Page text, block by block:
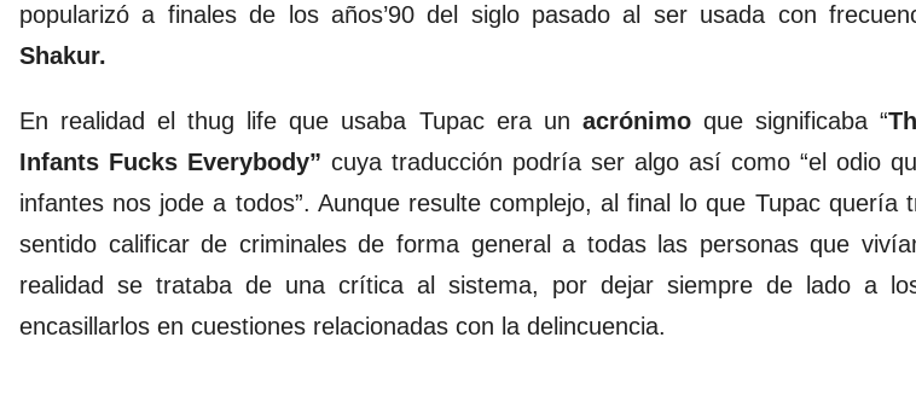
popularizó a finales de los años’90 del siglo pasado al ser usada con
Shakur.
En realidad el thug life que usaba Tupac era un acrónimoque significaba “
Infants Fucks Everybody” cuya traducción podría ser algo así como “el odio
infantes nos jode a todos”. Aunque resulte complejo, al final lo que Tupac quería
sentido calificar de criminales de forma general a todas las personas que
realidad se trataba de una crítica al sistema, por dejar siempre de lado a
encasillarlos en cuestiones relacionadas con la delincuencia.